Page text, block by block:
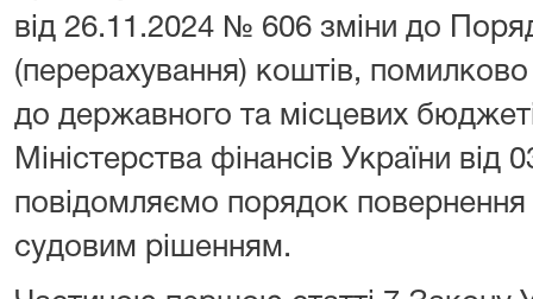
від 26.11.2024 № 606 зміни до
(перерахування) коштів,
до державного та місцевих
Міністерства фінансів України
повідомляємо порядок повернення
судовим рішенням.